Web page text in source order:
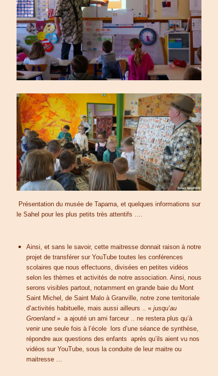
Présentation du musée de Tapama, et quelques informations sur
le Sahel pour les plus petits très attentifs ….
Ainsi, et sans le savoir, cette maitresse donnait raison à notre
projet de transférer sur YouTube toutes les conférences
scolaires que nous effectuons, divisées en petites vidéos
selon les thèmes et activités de notre association. Ainsi, nous
serons visibles partout, notamment en grande baie du Mont
Saint Michel, de Saint Malo à Granville, notre zone territoriale
d’activités habituelle, mais aussi ailleurs .. « jusqu’au
Groenland» a ajouté un ami farceur .. ne restera plus qu’à
venir une seule fois à l’école lors d’une séance de synthèse,
répondre aux questions des enfants après qu’ils aient vu nos
vidéos sur YouTube, sous la conduite de leur maitre ou
maitresse …